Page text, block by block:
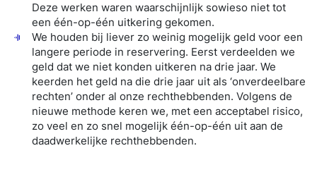
Deze werken waren waarschijnlijk sowieso niet tot
een één-op-één uitkering gekomen.
We houden bij liever zo weinig mogelijk geld voor een
langere periode in reservering. Eerst verdeelden we
geld dat we niet konden uitkeren na drie jaar. We
keerden het geld na die drie jaar uit als ‘onverdeelbare
rechten’ onder al onze rechthebbenden. Volgens de
nieuwe methode keren we, met een acceptabel risico,
zo veel en zo snel mogelijk één-op-één uit aan de
daadwerkelijke rechthebbenden.